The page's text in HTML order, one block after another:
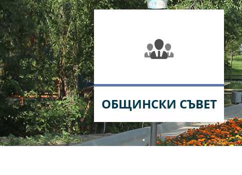
ОБЩИНСКИ СЪВЕТ